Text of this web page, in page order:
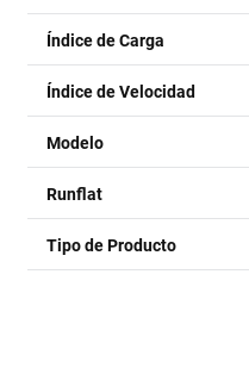
Índice de Carga
Índice de Velocidad
Modelo
Runflat
Tipo de Producto